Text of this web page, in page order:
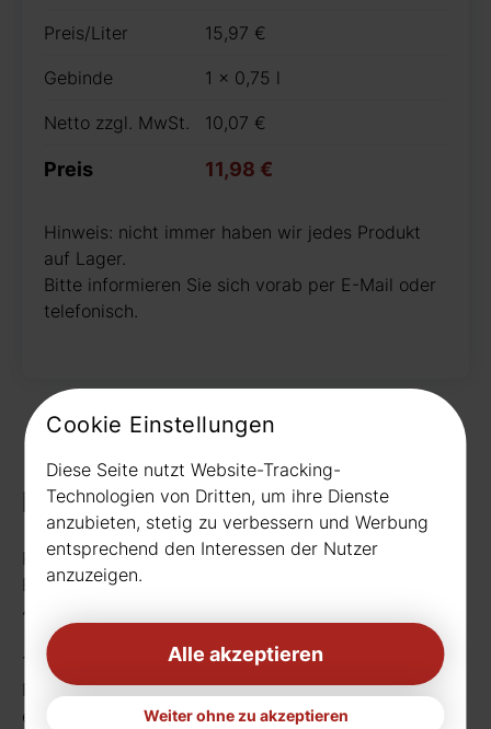
Preis/Liter 15,97 €
Gebinde 1 x 0,75 l
Netto zzgl. MwSt. 10,07 €
Preis 11,98 €
Hinweis: nicht immer haben wir jedes Produkt
auf Lager.
Bitte informieren Sie sich vorab per E-Mail oder
telefonisch.
Kontakt
Rudat GmbH
Borussiastr. 26
44149 Dortmund
Telefon:
0231 656677
Fax: 0231 656990
eMail:
info[at]rudat-gmbh.de
Cookie Einstellungen
Diese Seite nutzt Website-Tracking-
Technologien von Dritten, um ihre Dienste
anzubieten, stetig zu verbessern und Werbung
entsprechend den Interessen der Nutzer
anzuzeigen.
Alle akzeptieren
Weiter ohne zu akzeptieren